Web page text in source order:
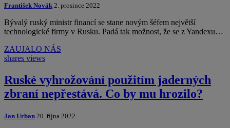
František Novák 2. prosince 2022
Bývalý ruský ministr financí se stane novým šéfem největší
technologické firmy v Rusku. Padá tak možnost, že se z Yandexu…
ZAUJALO NÁS
shares views
Ruské vyhrožování použitím jaderných
zbraní nepřestává. Co by mu hrozilo?
Jan Urban 20. října 2022